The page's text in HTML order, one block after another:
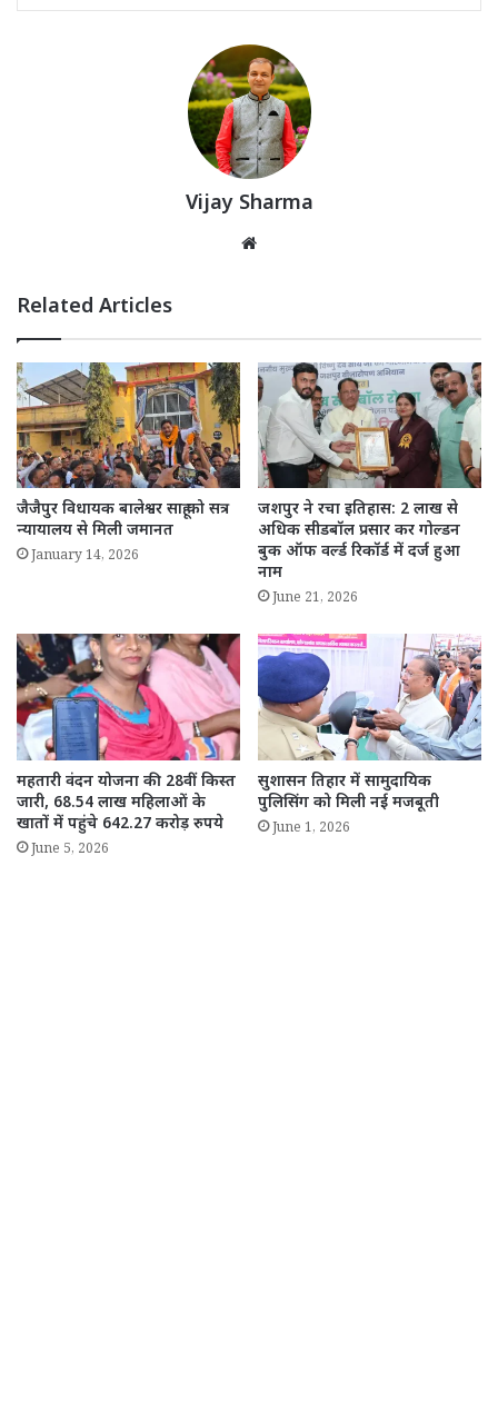
Vijay Sharma
Related Articles
जैजैपुर विधायक बालेश्वर साहू को सत्र
न्यायालय से मिली जमानत
January 14, 2026
जशपुर ने रचा इतिहास: 2 लाख से
अधिक सीडबॉल प्रसार कर गोल्डन
बुक ऑफ वर्ल्ड रिकॉर्ड में दर्ज हुआ
नाम
June 21, 2026
महतारी वंदन योजना की 28वीं किस्त
जारी, 68.54 लाख महिलाओं के
खातों में पहुंचे 642.27 करोड़ रुपये
June 5, 2026
सुशासन तिहार में सामुदायिक
पुलिसिंग को मिली नई मजबूती
June 1, 2026